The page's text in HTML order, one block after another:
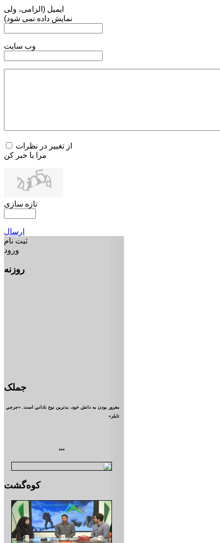
ایمیل (الزامی، ولی
نمایش داده نمی شود)
وب سایت
از تغییر در نظرات
مرا با خبر کن
تازه سازی
ارسال
ثبت نام
ورود
روزنه
جملک
مغرور بودن به دانش خود، بدترين نوع ناداني است. «جرجي
تايلر»
***
کوه‌گشت